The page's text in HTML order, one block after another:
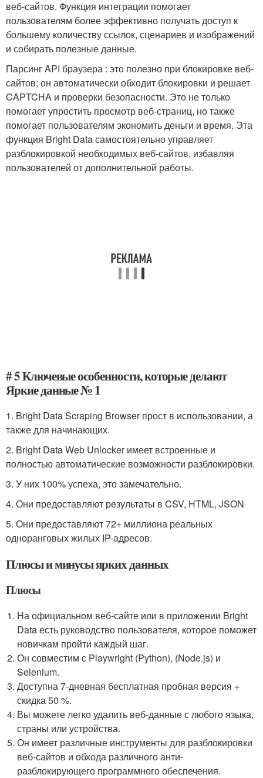
веб-сайтов. Функция интеграции помогает
пользователям более эффективно получать доступ к
большему количеству ссылок, сценариев и изображений
и собирать полезные данные.
Парсинг API браузера : это полезно при блокировке веб-
сайтов; он автоматически обходит блокировки и решает
CAPTCHA и проверки безопасности. Это не только
помогает упростить просмотр веб-страниц, но также
помогает пользователям экономить деньги и время. Эта
функция Bright Data самостоятельно управляет
разблокировкой необходимых веб-сайтов, избавляя
пользователей от дополнительной работы.
# 5 Ключевые особенности, которые делают
Яркие данные № 1
1. Bright Data Scraping Browser прост в использовании, а
также для начинающих.
2. Bright Data Web Unlocker имеет встроенные и
полностью автоматические возможности разблокировки.
3. У них 100% успеха, это замечательно.
4. Они предоставляют результаты в CSV, HTML, JSON
5. Они предоставляют 72+ миллиона реальных
одноранговых жилых IP-адресов.
Плюсы и минусы ярких данных
Плюсы
На официальном веб-сайте или в приложении Bright
Data есть руководство пользователя, которое поможет
новичкам пройти каждый шаг.
Он совместим с Playwright (Python), (Node.js) и
Selenium.
Доступна 7-дневная бесплатная пробная версия +
скидка 50 %.
Вы можете легко удалить веб-данные с любого языка,
страны или устройства.
Он имеет различные инструменты для разблокировки
веб-сайтов и обхода различного анти-
разблокирующего программного обеспечения.